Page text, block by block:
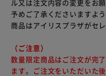
ル又は注文内容の変更をお
予めご了承くださいますよ
商品はアイリスプラザがセ
（ご注意）
数量限定商品はご注文が完
ます。ご注文をいただいた